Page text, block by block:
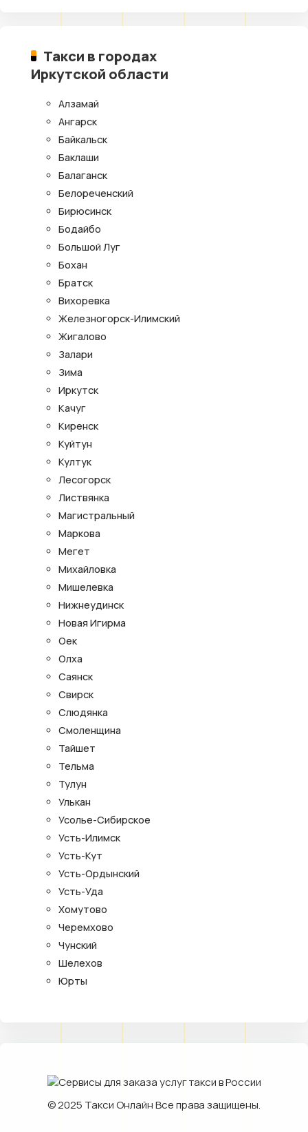
Такси в городах
Иркутской области
Алзамай
Ангарск
Байкальск
Баклаши
Балаганск
Белореченский
Бирюсинск
Бодайбо
Большой Луг
Бохан
Братск
Вихоревка
Железногорск-Илимский
Жигалово
Залари
Зима
Иркутск
Качуг
Киренск
Куйтун
Култук
Лесогорск
Листвянка
Магистральный
Маркова
Мегет
Михайловка
Мишелевка
Нижнеудинск
Новая Игирма
Оек
Олха
Саянск
Свирск
Слюдянка
Смоленщина
Тайшет
Тельма
Тулун
Улькан
Усолье-Сибирское
Усть-Илимск
Усть-Кут
Усть-Ордынский
Усть-Уда
Хомутово
Черемхово
Чунский
Шелехов
Юрты
© 2025 Такси ОнлайнВсе права защищены.